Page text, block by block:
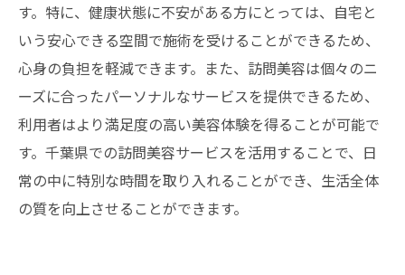
す。特に、健康状態に不安がある方にとっては、自宅と
いう安心できる空間で施術を受けることができるため、
心身の負担を軽減できます。また、訪問美容は個々のニ
ーズに合ったパーソナルなサービスを提供できるため、
利用者はより満足度の高い美容体験を得ることが可能で
す。千葉県での訪問美容サービスを活用することで、日
常の中に特別な時間を取り入れることができ、生活全体
の質を向上させることができます。